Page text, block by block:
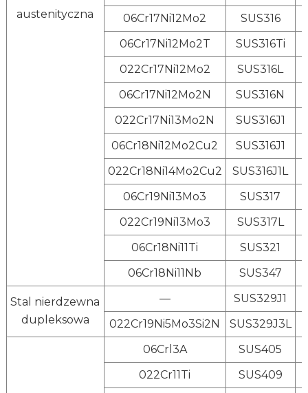
austenityczna
06Cr17Ni12Mo2
SUS316
06Cr17Ni12Mo2T
SUS316Ti
022Cr17Ni12Mo2
SUS316L
06Cr17Ni12Mo2N
SUS316N
022Cr17Ni13Mo2N
SUS316J1
06Cr18Ni12Mo2Cu2
SUS316J1
022Cr18Ni14Mo2Cu2
SUS316J1L
06Cr19Ni13Mo3
SUS317
022Cr19Ni13Mo3
SUS317L
06Cr18Ni11Ti
SUS321
06Cr18Ni11Nb
SUS347
Stal nierdzewna
dupleksowa
—
SUS329J1
022Cr19Ni5Mo3Si2N
SUS329J3L
06Crl3A
SUS405
022Cr11Ti
SUS409